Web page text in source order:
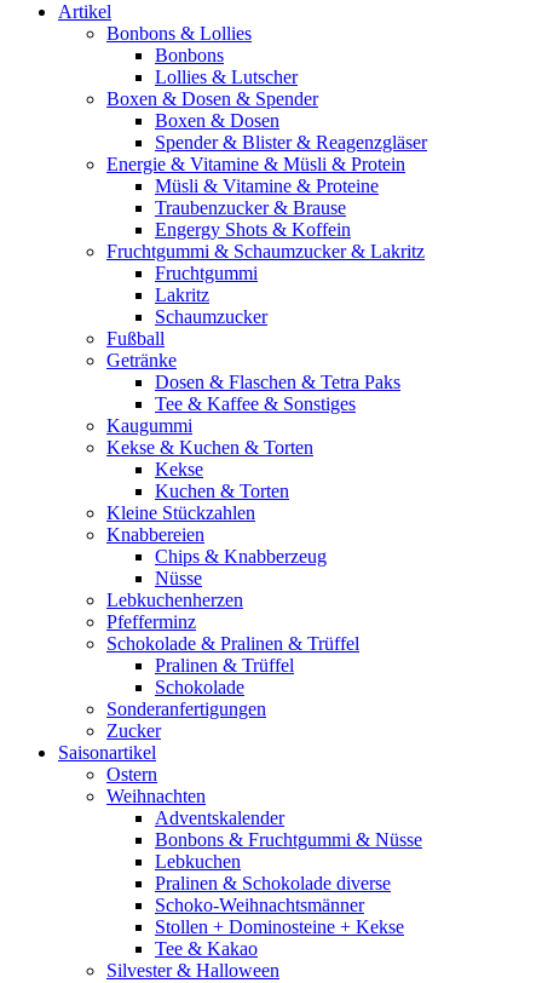
Artikel
Bonbons & Lollies
Bonbons
Lollies & Lutscher
Boxen & Dosen & Spender
Boxen & Dosen
Spender & Blister & Reagenzgläser
Energie & Vitamine & Müsli & Protein
Müsli & Vitamine & Proteine
Traubenzucker & Brause
Engergy Shots & Koffein
Fruchtgummi & Schaumzucker & Lakritz
Fruchtgummi
Lakritz
Schaumzucker
Fußball
Getränke
Dosen & Flaschen & Tetra Paks
Tee & Kaffee & Sonstiges
Kaugummi
Kekse & Kuchen & Torten
Kekse
Kuchen & Torten
Kleine Stückzahlen
Knabbereien
Chips & Knabberzeug
Nüsse
Lebkuchenherzen
Pfefferminz
Schokolade & Pralinen & Trüffel
Pralinen & Trüffel
Schokolade
Sonderanfertigungen
Zucker
Saisonartikel
Ostern
Weihnachten
Adventskalender
Bonbons & Fruchtgummi & Nüsse
Lebkuchen
Pralinen & Schokolade diverse
Schoko-Weihnachtsmänner
Stollen + Dominosteine + Kekse
Tee & Kakao
Silvester & Halloween